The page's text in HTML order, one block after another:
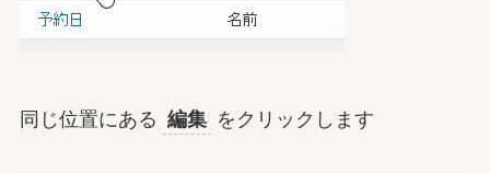
同じ位置にある 編集 をクリックします